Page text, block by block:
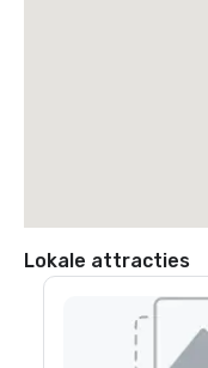
Lokale attracties